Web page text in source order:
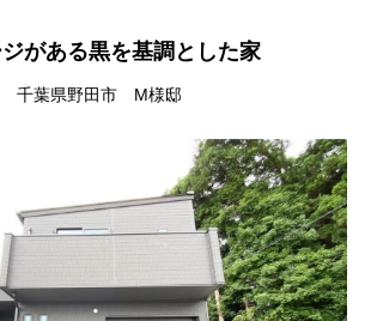
がある黒を基調とした家
千葉県野田市 M様邸